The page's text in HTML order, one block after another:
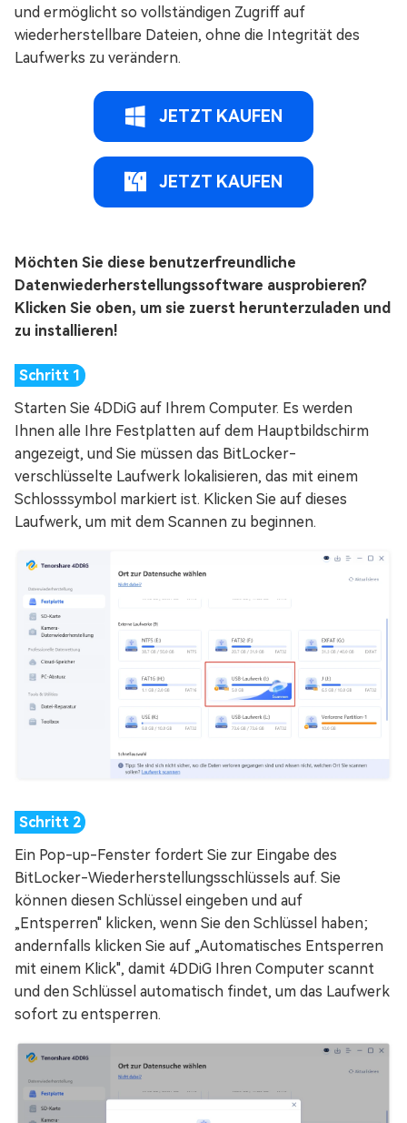
und ermöglicht so vollständigen Zugriff auf
wiederherstellbare Dateien, ohne die Integrität des
Laufwerks zu verändern.
JETZT KAUFEN
JETZT KAUFEN
Möchten Sie diese benutzerfreundliche
Datenwiederherstellungssoftware ausprobieren?
Klicken Sie oben, um sie zuerst herunterzuladen und
zu installieren!
Starten Sie 4DDiG auf Ihrem Computer. Es werden
Ihnen alle Ihre Festplatten auf dem Hauptbildschirm
angezeigt, und Sie müssen das BitLocker-
verschlüsselte Laufwerk lokalisieren, das mit einem
Schlosssymbol markiert ist. Klicken Sie auf dieses
Laufwerk, um mit dem Scannen zu beginnen.
Ein Pop-up-Fenster fordert Sie zur Eingabe des
BitLocker-Wiederherstellungsschlüssels auf. Sie
können diesen Schlüssel eingeben und auf
„Entsperren" klicken, wenn Sie den Schlüssel haben;
andernfalls klicken Sie auf „Automatisches Entsperren
mit einem Klick", damit 4DDiG Ihren Computer scannt
und den Schlüssel automatisch findet, um das Laufwerk
sofort zu entsperren.